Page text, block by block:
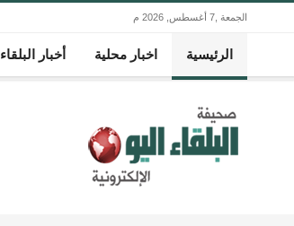
الجمعة ,7 أغسطس, 2026 م
الرئيسية اخبار محلية أخبار البلقاء